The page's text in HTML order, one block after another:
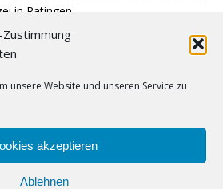
Zustimmung
unsere Website und unseren Service zu
akzeptieren
Ablehnen
in Ratingen
beginnt Schützenfest
und Museumsfest
mit Maß